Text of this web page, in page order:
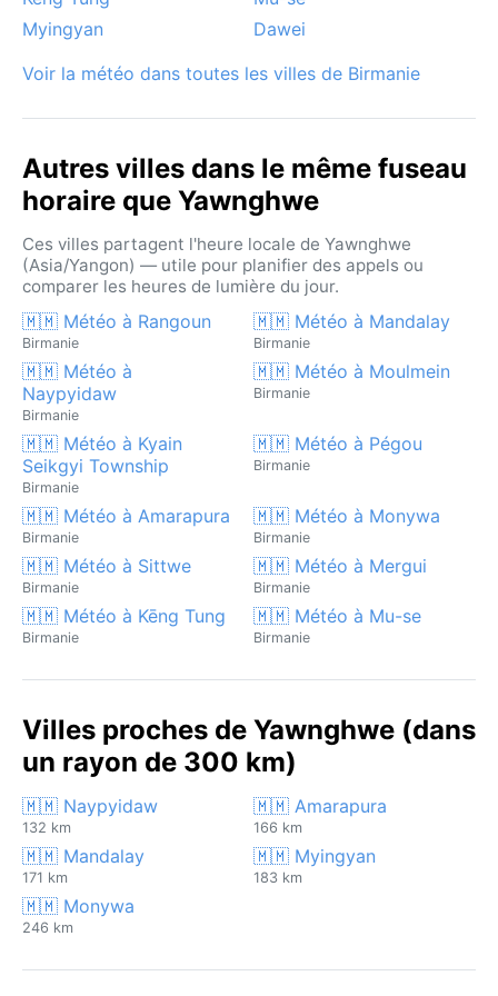
lacustre.
Myingyan
Dawei
Voir la météo dans toutes les villes de Birmanie
Autres villes dans le même fuseau
horaire que Yawnghwe
Ces villes partagent l'heure locale de Yawnghwe
(Asia/Yangon) — utile pour planifier des appels ou
comparer les heures de lumière du jour.
🇲🇲 Météo à Rangoun
Birmanie
🇲🇲 Météo à Mandalay
Birmanie
🇲🇲 Météo à
Naypyidaw
Birmanie
🇲🇲 Météo à Moulmein
Birmanie
🇲🇲 Météo à Kyain
Seikgyi Township
Birmanie
🇲🇲 Météo à Pégou
Birmanie
🇲🇲 Météo à Amarapura
Birmanie
🇲🇲 Météo à Monywa
Birmanie
🇲🇲 Météo à Sittwe
Birmanie
🇲🇲 Météo à Mergui
Birmanie
🇲🇲 Météo à Kēng Tung
Birmanie
🇲🇲 Météo à Mu-se
Birmanie
Villes proches de Yawnghwe (dans
un rayon de 300 km)
🇲🇲 Naypyidaw
132 km
🇲🇲 Amarapura
166 km
🇲🇲 Mandalay
171 km
🇲🇲 Myingyan
183 km
🇲🇲 Monywa
246 km